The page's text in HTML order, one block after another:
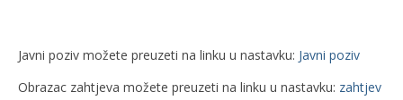
Javni poziv možete preuzeti na linku u nastavku: Javni poziv
Obrazac zahtjeva možete preuzeti na linku u nastavku: zahtjev